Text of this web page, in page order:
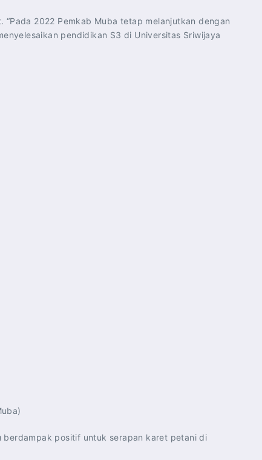
2022 Pemkab Muba tetap melanjutkan dengan
pendidikan S3 di Universitas Sriwijaya
positif untuk serapan karet petani di